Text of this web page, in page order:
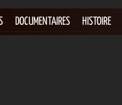
DOCUMENTAIRES HISTOIRE